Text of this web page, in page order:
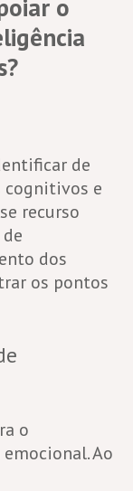
o
de
cognitivos e
recurso
dos
os pontos
o
Ao